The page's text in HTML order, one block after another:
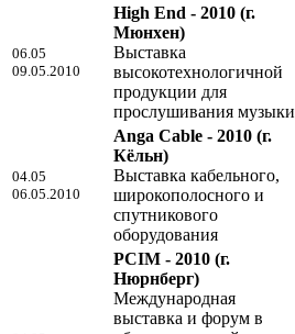
06.05
09.05.2010
High End - 2010 (г.
Мюнхен)
Выставка
высокотехнологичной
продукции для
прослушивания музыки
04.05
06.05.2010
Anga Cable - 2010 (г.
Кёльн)
Выставка кабельного,
широкополосного и
спутникового
оборудования
PCIM - 2010 (г.
Нюрнберг)
Международная
выставка и форум в